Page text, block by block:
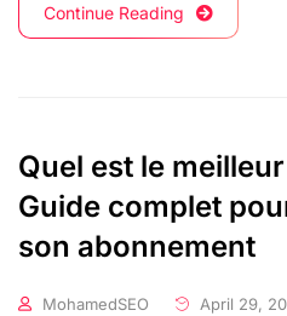
Continue Reading
Quel est le
Guide complet
son abonnement
MohamedSEO April 29,